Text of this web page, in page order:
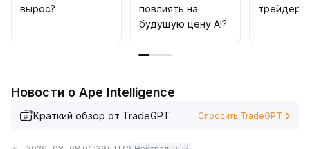
сектора к основным зонам поддержки
(ориентируясь на усреднённую цену ведущих ИИ
поэтапную закупку качественных проектов с
краткосрочных колебаний и активно использовать
возможности устойчивого долгосрочного роста.
вырос?
повлиять на
будущую цену AI?
трейдеры
Новости о Ape Intelligence
Краткий обзор от TradeGPT Спросить TradeGPT